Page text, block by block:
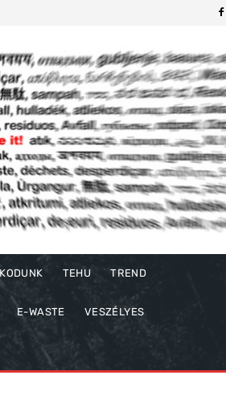
TEHU TREND
E-WASTE VESZÉLYES